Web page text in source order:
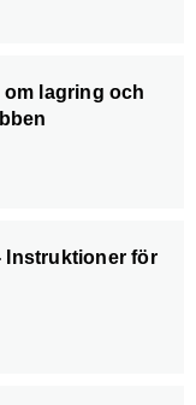
lagring och
Instruktioner för